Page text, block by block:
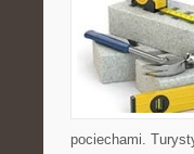
pociechami.